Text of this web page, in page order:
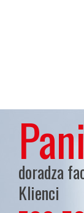
doradza
Klienci